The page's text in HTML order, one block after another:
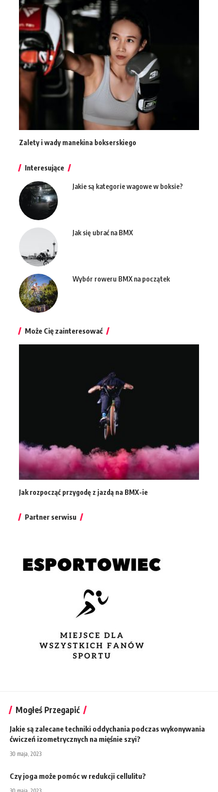
Zalety i wady manekina bokserskiego
Interesujące
Jakie są kategorie wagowe w boksie?
Jak się ubrać na BMX
Wybór roweru BMX na początek
Może Cię zainteresować
Jak rozpocząć przygodę z jazdą na BMX-ie
Partner serwisu
Mogłeś Przegapić
Jakie są zalecane techniki oddychania podczas wykonywania
ćwiczeń izometrycznych na mięśnie szyi?
30 maja, 2023
Czy joga może pomóc w redukcji cellulitu?